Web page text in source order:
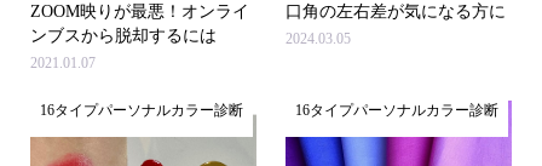
ZOOM映りが最悪！オンライ
ンブスから脱却するには
2021.01.07
口角の左右差が気になる方に
2024.03.05
16タイプパーソナルカラー診断 16タイプパーソナルカラー診断